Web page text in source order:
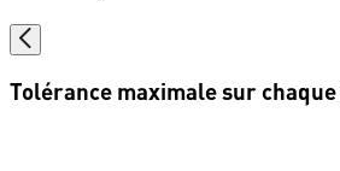
Tolérance maximale sur